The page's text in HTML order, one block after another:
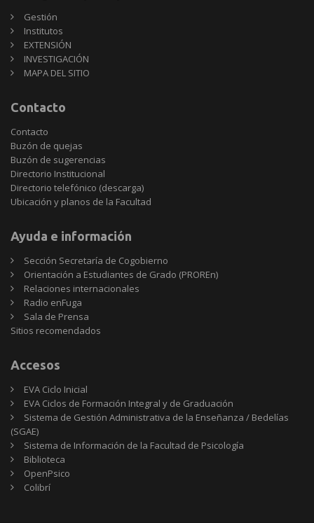
Gestión
Institutos
EXTENSIÓN
INVESTIGACIÓN
MAPA DEL SITIO
Contacto
Contacto
Buzón de quejas
Buzón de sugerencias
Directorio Institucional
Directorio telefónico (descarga)
Ubicación y planos de la Facultad
Ayuda e información
Sección Secretaría de Cogobierno
Orientación a Estudiantes de Grado (PROREn)
Relaciones internacionales
Radio enFuga
Sala de Prensa
Sitios
Sitios recomendados
Accesos
EVA Ciclo Inicial
EVA Ciclos de Formación Integral y de Graduación
Sistema de Gestión Administrativa de la Enseñanza / Bedelías
(SGAE)
Sistema de Información de la Facultad de Psicología
Biblioteca
OpenPsico
Colibrí